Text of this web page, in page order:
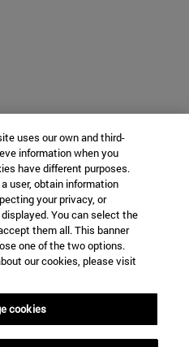
uses our own and third-
information when you
have different purposes.
user, obtain information
your privacy, or
You can select the
them all. This banner
one of the two options.
our cookies, please visit
cookies